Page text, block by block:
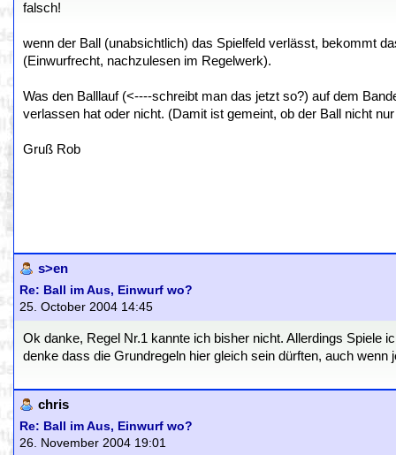
falsch!
wenn der Ball (unabsichtlich) das Spielfeld verlässt, bekommt
(Einwurfrecht, nachzulesen im Regelwerk).
Was den Balllauf (<----schreibt man das jetzt so?) auf dem
verlassen hat oder nicht. (Damit ist gemeint, ob der Ball nicht
Gruß Rob
s>en
Re: Ball im Aus, Einwurf wo?
25. October 2004 14:45
Ok danke, Regel Nr.1 kannte ich bisher nicht. Allerdings Spiele
denke dass die Grundregeln hier gleich sein dürften, auch wenn
chris
Re: Ball im Aus, Einwurf wo?
26. November 2004 19:01